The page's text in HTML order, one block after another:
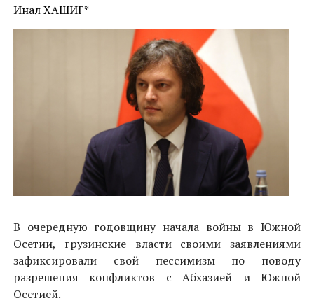
Инал ХАШИГ*
В очередную годовщину начала войны в Южной
Осетии, грузинские власти своими заявлениями
зафиксировали свой пессимизм по поводу
разрешения конфликтов с Абхазией и Южной
Осетией.